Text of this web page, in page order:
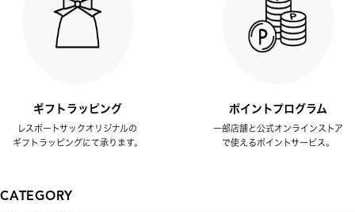
ギフトラッピング
レスポートサックオリジナルの
ギフトラッピングにて承ります。
ポイントプログラム
一部店舗と公式オンラインストア
で使えるポイントサービス。
CATEGORY